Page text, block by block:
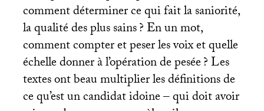
comment déterminer ce qui fait la saniorité,
la qualité des plus sains? En un mot,
comment compter et peser les voix et quelle
échelle donner à l’opération de pesée? Les
textes ont beau multiplier les définitions de
ce qu’est un candidat idoine – qui doit avoir